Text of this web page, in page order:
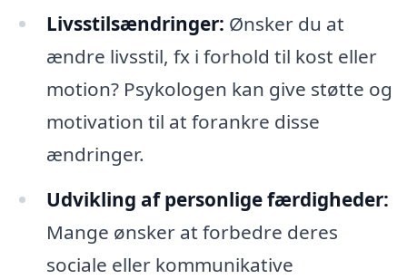
Livsstilsændringer: Ønsker du at
ændre livsstil, fx i forhold til kost eller
motion? Psykologen kan give støtte og
motivation til at forankre disse
ændringer.
Udvikling af personlige færdigheder:
Mange ønsker at forbedre deres
sociale eller kommunikative